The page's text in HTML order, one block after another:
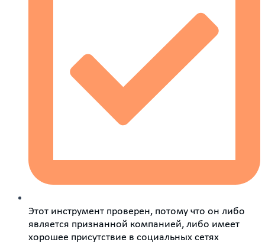
Этот инструмент проверен, потому что он либо
является признанной компанией, либо имеет
хорошее присутствие в социальных сетях